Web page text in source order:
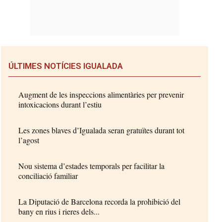
ÚLTIMES NOTÍCIES IGUALADA
Augment de les inspeccions alimentàries per prevenir
intoxicacions durant l’estiu
Les zones blaves d’Igualada seran gratuïtes durant tot
l’agost
Nou sistema d’estades temporals per facilitar la
conciliació familiar
La Diputació de Barcelona recorda la prohibició del
bany en rius i rieres dels...